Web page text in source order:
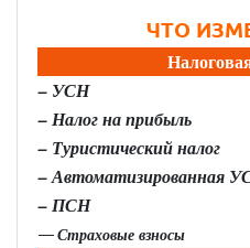
ЧТО
– УСН
– Налог на прибыль
– Туристический налог
– Автоматизированная
–ПСН
—Страховые взносы